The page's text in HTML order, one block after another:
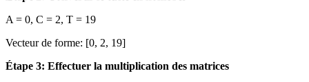
A = 0, C = 2, T = 19
Vecteur de forme: [0, 2, 19]
Étape 3: Effectuer la multiplication des matrices